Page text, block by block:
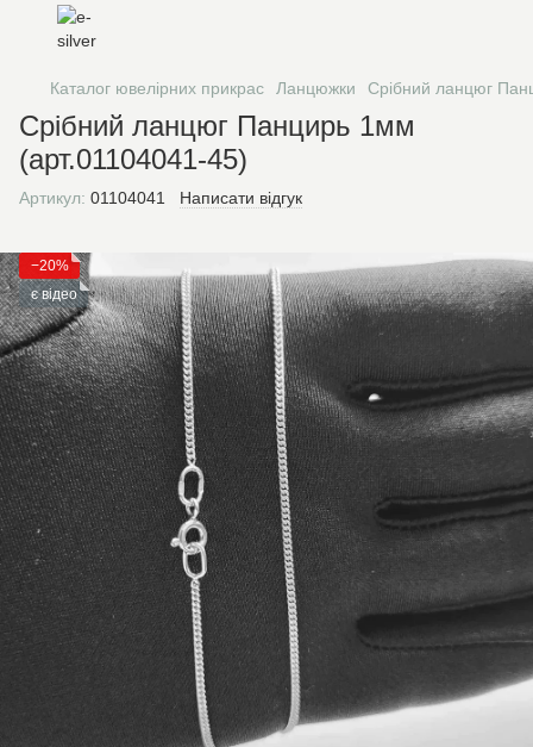
Каталог ювелірних прикрас Ланцюжки Срібний ланцюг
Срібний ланцюг Панцирь 1мм
(арт.01104041-45)
Артикул: 01104041 Написати відгук
−20%
є відео